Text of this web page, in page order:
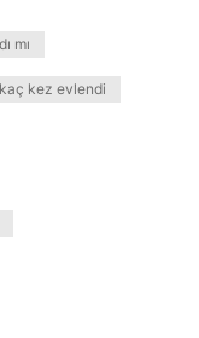
mı
kez evlendi